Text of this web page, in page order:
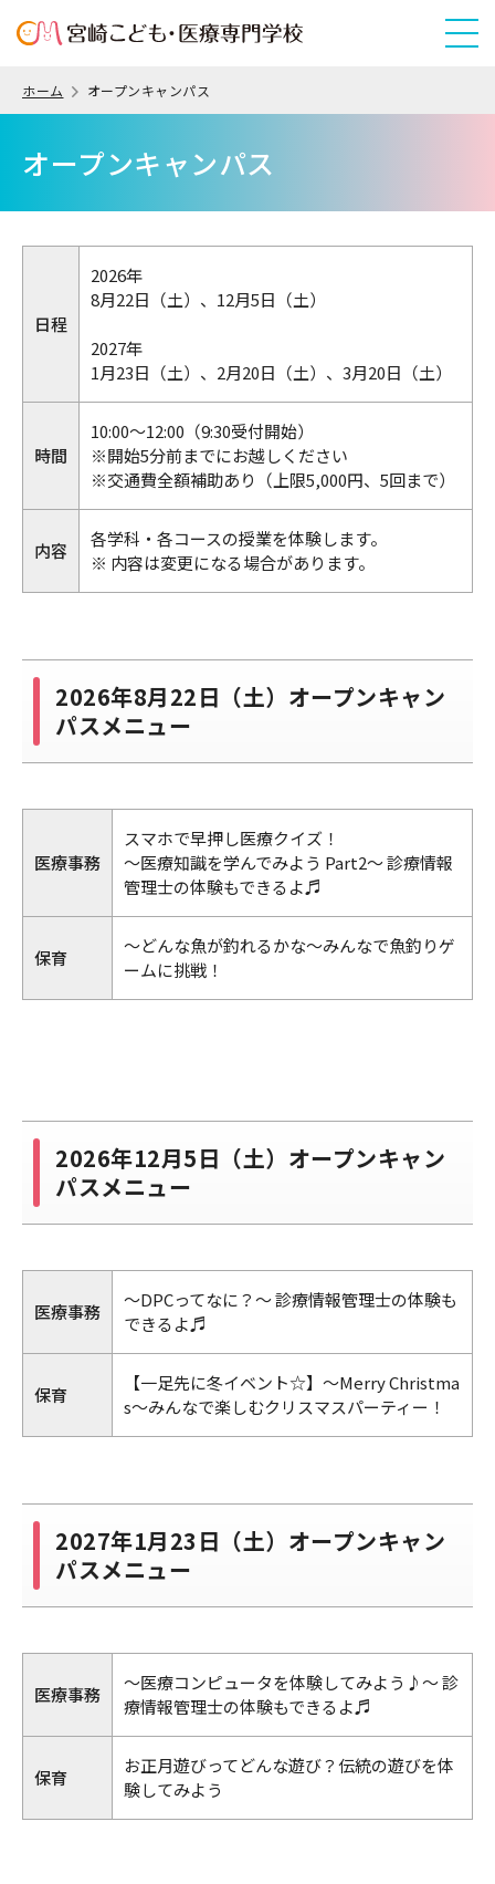
ホーム オープンキャンパス
オープンキャンパス
日程
2026年
8月22日（土）、12月5日（土）
2027年
1月23日（土）、2月20日（土）、3月20日（土）
時間
10:00〜12:00（9:30受付開始）
※開始5分前までにお越しください
※交通費全額補助あり（上限5,000円、5回まで）
内容
各学科・各コースの授業を体験します。
※ 内容は変更になる場合があります。
2026年8月22日（土）オープンキャン
パスメニュー
医療事務
スマホで早押し医療クイズ！
～医療知識を学んでみよう Part2～ 診療情報
管理士の体験もできるよ♬
保育
～どんな魚が釣れるかな～みんなで魚釣りゲ
ームに挑戦！
2026年12月5日（土）オープンキャン
パスメニュー
医療事務
～DPCってなに？～ 診療情報管理士の体験も
できるよ♬
保育
【一足先に冬イベント☆】〜Merry Christma
s〜みんなで楽しむクリスマスパーティー！
2027年1月23日（土）オープンキャン
パスメニュー
医療事務
～医療コンピュータを体験してみよう♪～ 診
療情報管理士の体験もできるよ♬
保育
お正月遊びってどんな遊び？伝統の遊びを体
験してみよう